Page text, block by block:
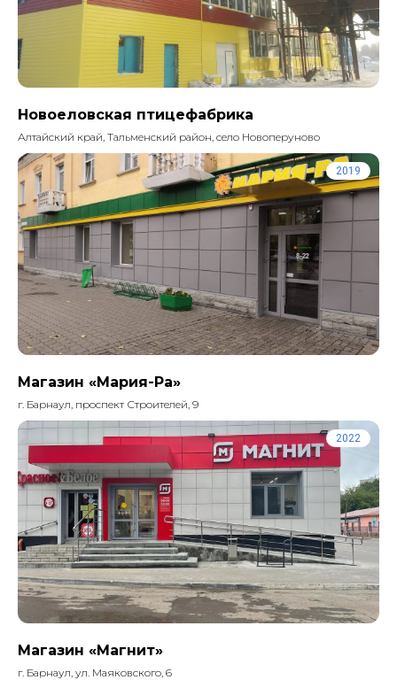
Новоеловская птицефабрика
Алтайский край, Тальменский район, село Новоперуново
2019
Магазин «Мария-Ра»
г. Барнаул, проспект Строителей, 9
2022
Магазин «Магнит»
г. Барнаул, ул. Маяковского, 6